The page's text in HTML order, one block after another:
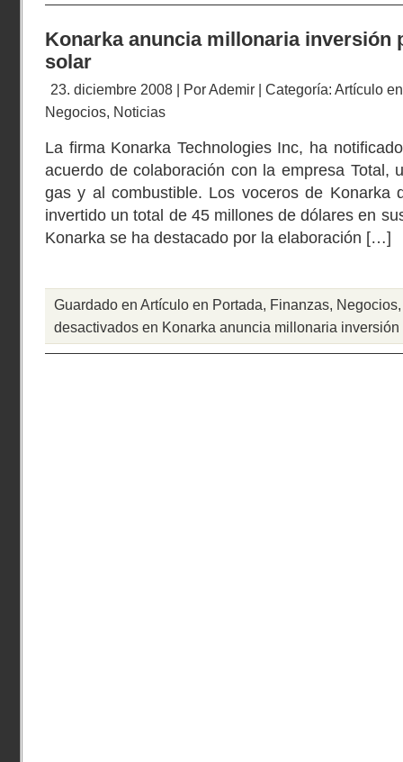
Konarka anuncia millonaria inversión
solar
23. diciembre 2008 | PorAdemir | Categoría: Artículo
Negocios, Noticias
La firma Konarka Technologies Inc, ha
acuerdo de colaboración con la empresa Total,
gas y al combustible. Los voceros de Konarka
invertido un total de 45 millones de dólares en
Konarka se ha destacado por la elaboración […]
Guardado en Artículo en Portada, Finanzas, Negocios
desactivados en Konarka anuncia millonaria